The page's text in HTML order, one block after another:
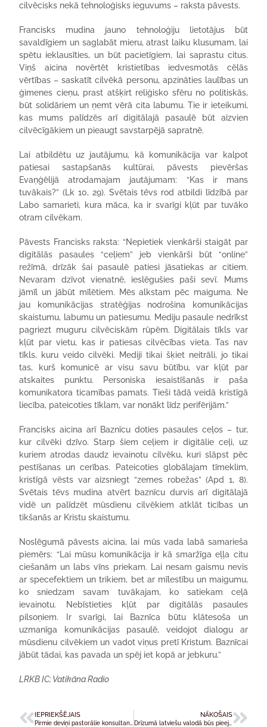
cilvēcisks nekā tehnoloģisks ieguvums – raksta pāvests.
Francisks mudina jauno tehnoloģiju lietotājus būt
savaldīgiem un saglabāt mieru, atrast laiku klusumam, lai
spētu ieklausīties, un būt pacietīgiem, lai saprastu citus.
Viņš aicina novērtēt kristietības iedvesmotās cēlās
vērtības – saskatīt cilvēkā personu, apzināties laulības un
ģimenes cieņu, prast atšķirt reliģisko sfēru no politiskās,
būt solidāriem un ņemt vērā cita labumu. Tie ir ieteikumi,
kas mums palīdzēs arī digitālajā pasaulē būt aizvien
cilvēcīgākiem un pieaugt savstarpējā sapratnē.
Lai atbildētu uz jautājumu, kā komunikācija var kalpot
patiesai sastapšanās kultūrai, pāvests pievēršas
Evaņģēlijā atrodamajam jautājumam: “Kas ir mans
tuvākais?” (Lk 10, 29). Svētais tēvs rod atbildi līdzībā par
Labo samarieti, kura māca, ka ir svarīgi kļūt par tuvāko
otram cilvēkam.
Pāvests Francisks raksta: “Nepietiek vienkārši staigāt par
digitālās pasaules “ceļiem” jeb vienkārši būt “online”
režīmā, drīzāk šai pasaulē patiesi jāsatiekas ar citiem.
Nevaram dzīvot vienatnē, ieslēgušies paši sevī. Mums
jāmīl un jābūt mīlētiem. Mēs alkstam pēc maiguma. Ne
jau komunikācijas stratēģijas nodrošina komunikācijas
skaistumu, labumu un patiesumu. Mediju pasaule nedrīkst
pagriezt muguru cilvēciskām rūpēm. Digitālais tīkls var
kļūt par vietu, kas ir patiesas cilvēcības vieta. Tas nav
tīkls, kuru veido cilvēki. Mediji tikai šķiet neitrāli, jo tikai
tas, kurš komunicē ar visu savu būtību, var kļūt par
atskaites punktu. Personiska iesaistīšanās ir paša
komunikatora ticamības pamats. Tieši tādā veidā kristīgā
liecība, pateicoties tīklam, var nonākt līdz perifērijām.”
Francisks aicina arī Baznīcu doties pasaules ceļos – tur,
kur cilvēki dzīvo. Starp šiem ceļiem ir digitālie ceļi, uz
kuriem atrodas daudz ievainotu cilvēku, kuri slāpst pēc
pestīšanas un cerības. Pateicoties globālajam tīmeklim,
kristīgā vēsts var aizsniegt “zemes robežas” (Apd 1, 8).
Svētais tēvs mudina atvērt baznīcu durvis arī digitālajā
vidē un palīdzēt mūsdienu cilvēkiem atklāt ticības un
tikšanās ar Kristu skaistumu.
Noslēgumā pāvests aicina, lai mūs vada labā samarieša
piemērs: “Lai mūsu komunikācija ir kā smaržīga eļļa citu
ciešanām un labs vīns priekam. Lai nesam gaismu nevis
ar specefektiem un trikiem, bet ar mīlestību un maigumu,
ko sniedzam savam tuvākajam, ko satiekam ceļā
ievainotu. Nebīstieties kļūt par digitālās pasaules
pilsoņiem. Ir svarīgi, lai Baznīca būtu klātesoša un
uzmanīga komunikācijas pasaulē, veidojot dialogu ar
mūsdienu cilvēkiem un vadot viņus pretī Kristum. Baznīcai
jābūt tādai, kas pavada un spēj iet kopā ar jebkuru.”
LRKB IC; Vatikāna Radio
IEPRIEKŠĒJAIS NĀKOŠAIS
Drīzumā latviešu valodā būs pieejams katoļu iepazīšanās portāls